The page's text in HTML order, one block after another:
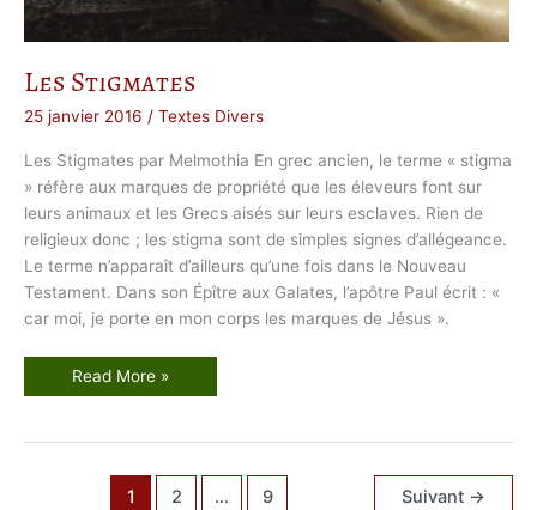
Les Stigmates
25 janvier 2016 / Textes Divers
Les Stigmates par Melmothia En grec ancien, le terme « stigma
» réfère aux marques de propriété que les éleveurs font sur
leurs animaux et les Grecs aisés sur leurs esclaves. Rien de
religieux donc ; les stigma sont de simples signes d’allégeance.
Le terme n’apparaît d’ailleurs qu’une fois dans le Nouveau
Testament. Dans son Épître aux Galates, l’apôtre Paul écrit : «
car moi, je porte en mon corps les marques de Jésus ».
L
Read More »
1 2 … 9 Suivant →